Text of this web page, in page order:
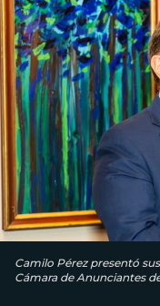
Camilo Pérez presentó
Cámara de Anunciantes